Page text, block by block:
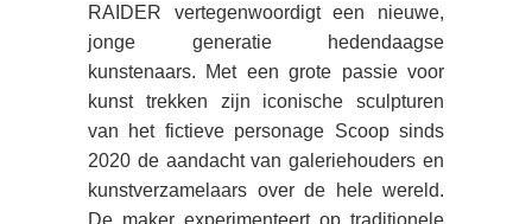
RAIDER vertegenwoordigt een nieuwe,
jonge generatie hedendaagse
kunstenaars. Met een grote passie voor
kunst trekken zijn iconische sculpturen
van het fictieve personage Scoop sinds
2020 de aandacht van galeriehouders en
kunstverzamelaars over de hele wereld.
De maker experimenteert op traditionele